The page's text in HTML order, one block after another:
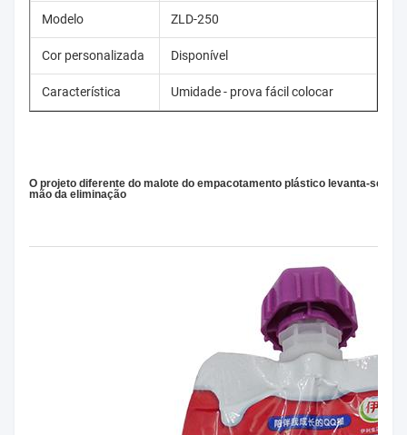
Modelo ZLD-250
Cor personalizada Disponível
Característica Umidade - prova fácil colocar
O projeto diferente do malote do empacotamento plástico levanta-se os
mão da eliminação